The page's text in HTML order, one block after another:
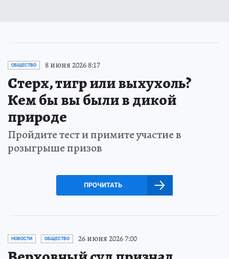
ОБЩЕСТВО 8 июня 2026 8:17
Стерх, тигр или выхухоль?
Кем бы вы были в дикой
природе
Пройдите тест и примите участие в
розыгрыше призов
ПРОЧИТАТЬ
НОВОСТИ ОБЩЕСТВО 26 июня 2026 7:00